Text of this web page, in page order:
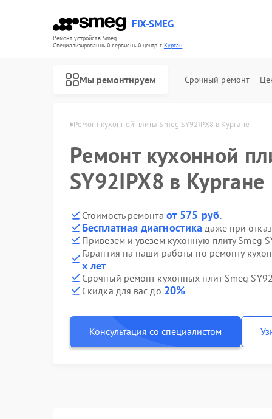
FIX-SMEG
Ремонт устройств Smeg
Специализированный cервисный центр г.Курган
Мы ремонтируем Срочный ремонт
Smeg в Кургане Ремонт кухонной плиты Smeg SY92IPX8 в Кургане
Ремонт кухонной
SY92IPX8 в Кургане
Стоимость ремонта от 575 руб.
Бесплатная диагностика даже при
Привезем и увезем кухонную плиту Smeg
Гарантия на наши работы по ремонту
х лет
Срочный ремонт кухонных плит Smeg
Скидка для вас до 20%
Консультация со специалистом